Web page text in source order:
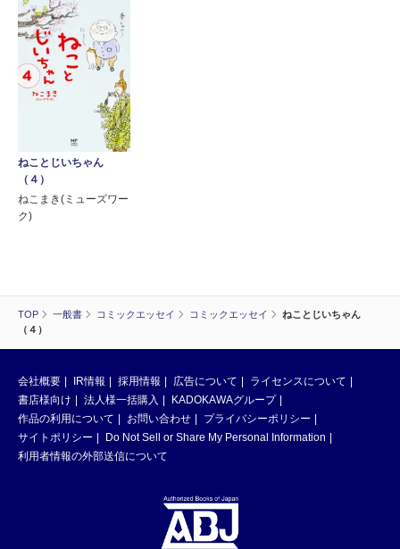
TOP 一般書 コミックエッセイ コミックエッセイ
ねことじいちゃん
（４）
ねことじいちゃん
（４）
ねこまき(ミューズワー
ク)
会社概要 IR情報 採用情報 広告について
ライセンスについて
書店様向け
法人様一括購入
KADOKAWAグループ
作品の利用について
お問い合わせ
プライバシーポリシー
サイトポリシー
Do Not Sell or Share My Personal Information
利用者情報の外部送信について